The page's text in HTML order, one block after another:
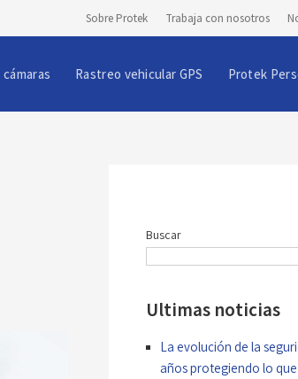
Sobre Protek Trabaja con nosotros
Rastreo vehicular GPS Protek
Buscar
Ultimas noticias
La evolución de la
años protegiendo lo